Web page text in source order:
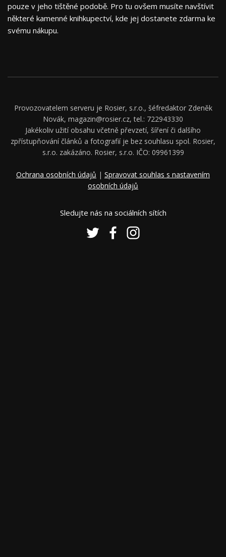
pouze v jeho tištěné podobě. Pro tu ovšem musíte navštívit
některé kamenné knihkupectví, kde jej dostanete zdarma ke
svému nákupu.
Provozovatelem serveru je Rosier, s.r.o., šéfredaktor Zdeněk
Novák, magazin@rosier.cz, tel.: 722943330
Jakékoliv užití obsahu včetně převzetí, šíření či dalšího
zpřístupňování článků a fotografií je bez souhlasu spol. Rosier,
s.r.o. zakázáno. Rosier, s.r.o. IČO: 09961399
Ochrana osobních údajů | Spravovat souhlas s nastavením
osobních údajů
Sledujte nás na sociálních sítích